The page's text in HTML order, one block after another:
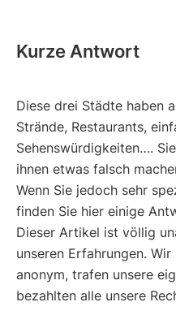
Kurze Antwort
Diese drei Städte haben
Strände, Restaurants,
Sehenswürdigkeiten….
ihnen etwas falsch
Wenn Sie jedoch sehr
finden Sie hier einige
Dieser Artikel ist völlig
unseren Erfahrungen.
anonym, trafen unsere
bezahlten alle unsere